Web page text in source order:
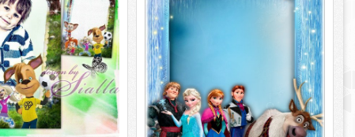
Детская рамка для фотошопа -
Любимые сказочные герои
мультфильмов 4 PSD | 4961 х 3508 | 300
dpi |
PSD, PNG | 3969 x
114 Mb Автор: